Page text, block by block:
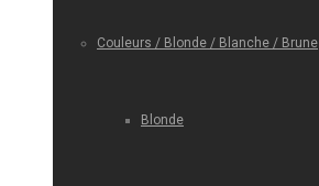
Couleurs / Blonde / Blanche / Brune
Blonde